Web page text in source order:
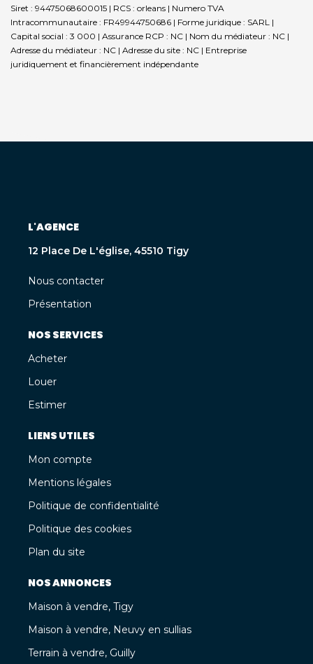
Siret : 94475068600015 | RCS : orleans | Numero TVA
Intracommunautaire : FR49944750686 | Forme juridique : SARL |
Capital social : 3 000 | Assurance RCP : NC | Nom du médiateur : NC |
Adresse du médiateur : NC | Adresse du site : NC | Entreprise
juridiquement et financièrement indépendante
L'AGENCE
12 Place De L'église, 45510 Tigy
Nous contacter
Présentation
NOS SERVICES
Acheter
Louer
Estimer
LIENS UTILES
Mon compte
Mentions légales
Politique de confidentialité
Politique des cookies
Plan du site
NOS ANNONCES
Maison à vendre, Tigy
Maison à vendre, Neuvy en sullias
Terrain à vendre, Guilly